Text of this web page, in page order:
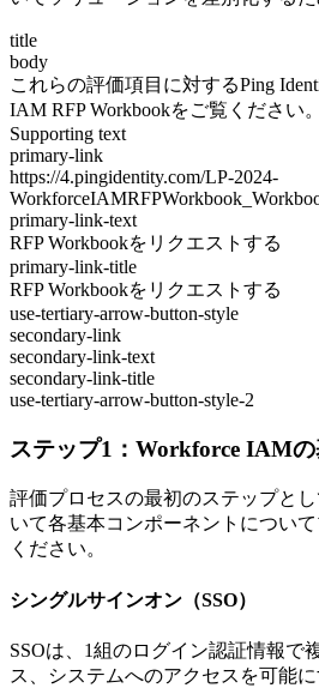
title
body
これらの評価項目に対するPing
IAM RFP Workbookをご覧ください。
Supporting text
primary-link
https://4.pingidentity.com/LP-2024-
primary-link-text
RFP Workbookをリクエストする
primary-link-title
RFP Workbookをリクエストする
use-tertiary-arrow-button-style
secondary-link
secondary-link-text
secondary-link-title
use-tertiary-arrow-button-style-2
ステップ1：Workforce IAM
評価プロセスの最初のステップと
いて各基本コンポーネントについ
ください。
シングルサインオン（SSO）
SSOは、1組のログイン認証情報で
ス、システムへのアクセスを可能